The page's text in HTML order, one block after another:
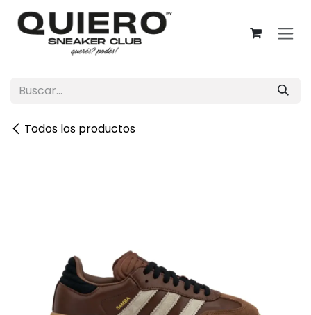
Ir al contenido
Todos los productos